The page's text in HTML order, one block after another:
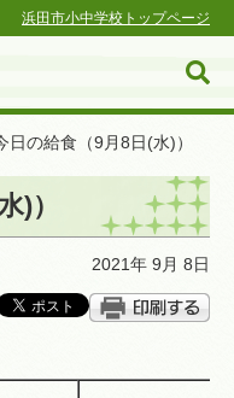
浜田市小中学校トップページ
日の給食（9月8日(水)）
)）
2021年 9月 8日